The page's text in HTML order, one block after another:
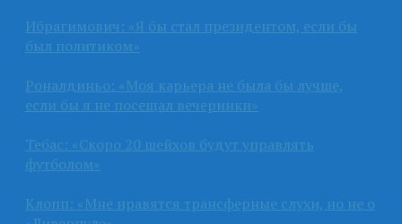
Ибрагимович: «Я бы стал президентом, если бы
был политиком»
Роналдиньо: «Моя карьера не была бы лучше,
если бы я не посещал вечеринки»
Тебас: «Скоро 20 шейхов будут управлять
футболом»
Клопп: «Мне нравятся трансферные слухи, но не о